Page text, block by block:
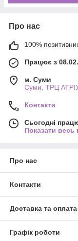
Про нас
100%
Працює з
м. Суми
Суми, ТРЦ
Контакти
Сьогодні
Показати весь
Про нас
Контакти
Доставка та оплата
Графік роботи